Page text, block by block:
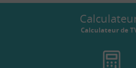
Calculateur de